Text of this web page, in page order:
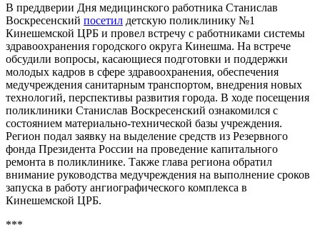
В преддверии Дня медицинского работника Станислав
Воскресенский посетил детскую поликлинику №1
Кинешемской ЦРБ и провел встречу с работниками системы
здравоохранения городского округа Кинешма. На встрече
обсудили вопросы, касающиеся подготовки и поддержки
молодых кадров в сфере здравоохранения, обеспечения
медучреждения санитарным транспортом, внедрения новых
технологий, перспективы развития города. В ходе посещения
поликлиники Станислав Воскресенский ознакомился с
состоянием материально-технической базы учреждения.
Регион подал заявку на выделение средств из Резервного
фонда Президента России на проведение капитального
ремонта в поликлинике. Также глава региона обратил
внимание руководства медучреждения на выполнение сроков
запуска в работу ангиографического комплекса в
Кинешемской ЦРБ.
***